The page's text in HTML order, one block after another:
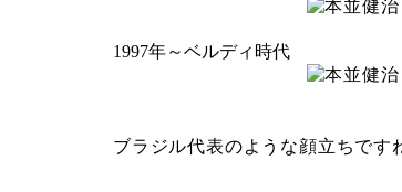
1997年～ベルディ時代
ブラジル代表のような顔立ちです